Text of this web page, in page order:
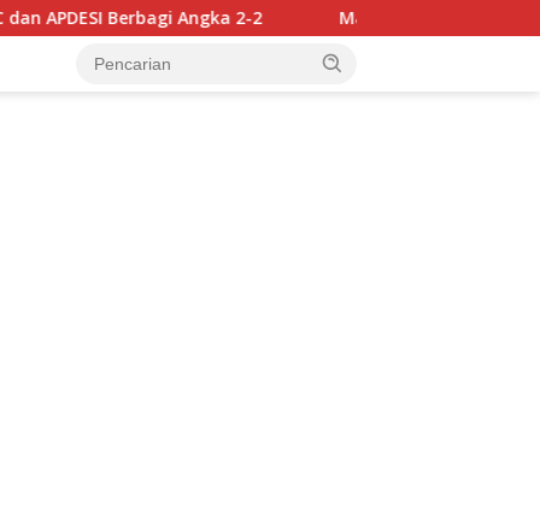
Angka 2-2 Mappatabe kepada Ulama Luwu, Kapolres